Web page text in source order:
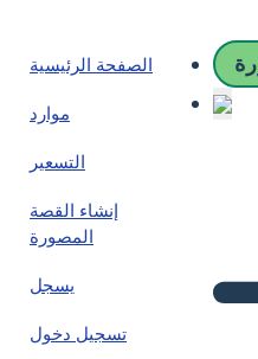
الصفحة الرئيسية
موارد
التسعير
إنشاء القصة
المصورة
يسجل
تسجيل دخول